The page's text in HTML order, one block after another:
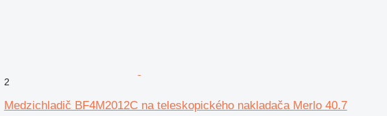
2
Medzichladič BF4M2012C na teleskopického nakladača Merlo 40.7